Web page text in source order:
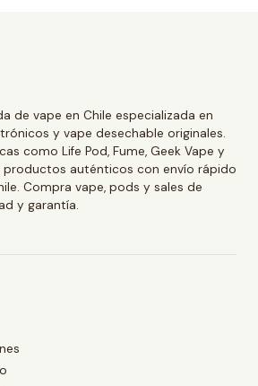
de vape en Chile especializada en
y vape desechable originales.
como Life Pod, Fume, Geek Vape y
productos auténticos con envío rápido
Compra vape, pods y sales de
y garantía.